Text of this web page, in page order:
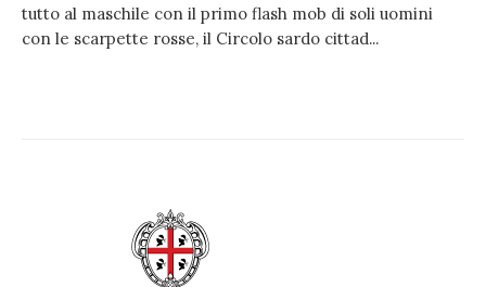
tutto al maschile con il primo flash mob di soli uomini
con le scarpette rosse, il Circolo sardo cittad...